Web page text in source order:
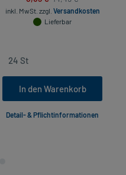
inkl. MwSt. zzgl. Versandkosten
Lieferbar
In den Warenkorb
Detail- & Pflichtinformationen